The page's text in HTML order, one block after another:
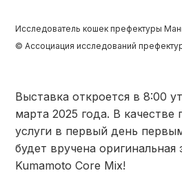
Исследователь кошек префектуры
© Ассоциация исследований
Выставка откроется в 8:00
марта 2025 года. В качестве
услуги в первый день
будет вручена оригинальная
Kumamoto Core Mix!